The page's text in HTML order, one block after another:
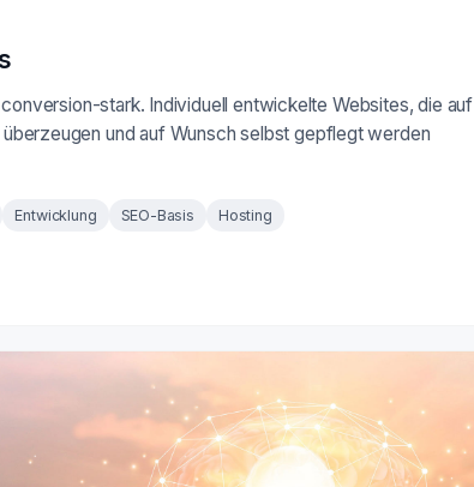
conversion-stark. Individuell entwickelte Websites, die auf
und auf Wunsch selbst gepflegt werden
Entwicklung SEO-Basis Hosting